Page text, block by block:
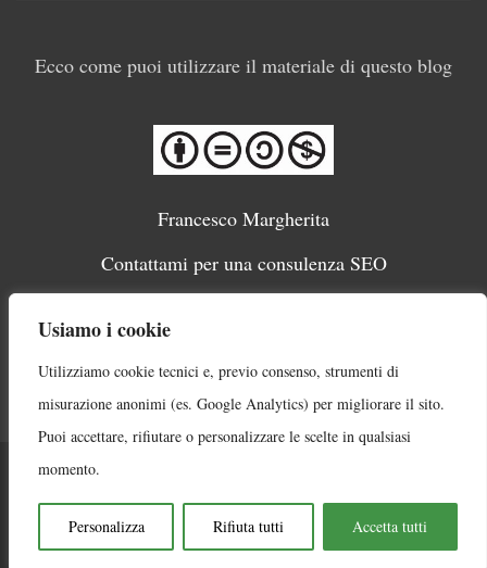
Usiamo i cookie
Utilizziamo cookie tecnici e, previo consenso, strumenti di
misurazione anonimi (es. Google Analytics) per migliorare il sito.
Puoi accettare, rifiutare o personalizzare le scelte in qualsiasi
momento.
Personalizza Rifiuta tutti Accetta tutti
Ecco come puoi utilizzare il materiale di questo blog
Francesco Margherita
Contattami per una consulenza SEO
Sitemap
Sede legale: Via Mario Morgantini, 3 - 80134 Napoli |
P.Iva: 09938851210 | Capitale sociale €10.000 (int.
versato)